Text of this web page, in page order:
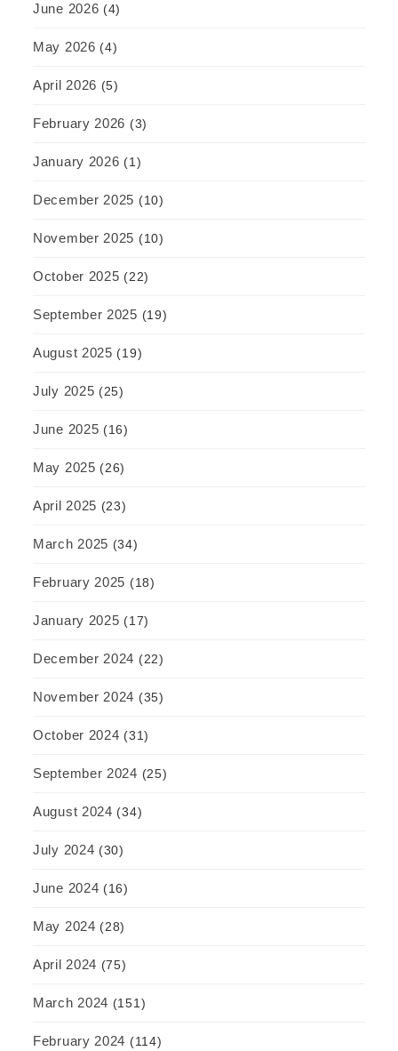
June 2026 (4)
May 2026 (4)
April 2026 (5)
February 2026 (3)
January 2026 (1)
December 2025 (10)
November 2025 (10)
October 2025 (22)
September 2025 (19)
August 2025 (19)
July 2025 (25)
June 2025 (16)
May 2025 (26)
April 2025 (23)
March 2025 (34)
February 2025 (18)
January 2025 (17)
December 2024 (22)
November 2024 (35)
October 2024 (31)
September 2024 (25)
August 2024 (34)
July 2024 (30)
June 2024 (16)
May 2024 (28)
April 2024 (75)
March 2024 (151)
February 2024 (114)